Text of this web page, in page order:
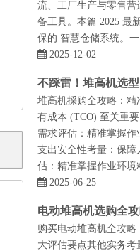
流、工厂生产与零售营
备工具。本篇 2025 最
保的 智慧仓储系统。
2025-12-02
不踩雷！堆高机选
堆高机採购全攻略：
有成本 (TCO) 至关重
需求评估：精准掌握
支出安全性考量：保
估：精准掌握作业环境
2025-06-25
电动堆高机选购全
购买电动堆高机全攻
大评估要点其他实务